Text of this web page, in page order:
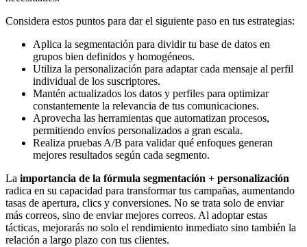
Considera estos puntos para dar el siguiente paso en tus estrategias:
Aplica la segmentación para dividir tu base de datos en
grupos bien definidos y homogéneos.
Utiliza la personalización para adaptar cada mensaje al perfil
individual de los suscriptores.
Mantén actualizados los datos y perfiles para optimizar
constantemente la relevancia de tus comunicaciones.
Aprovecha las herramientas que automatizan procesos,
permitiendo envíos personalizados a gran escala.
Realiza pruebas A/B para validar qué enfoques generan
mejores resultados según cada segmento.
La importancia de la fórmula segmentación + personalización
radica en su capacidad para transformar tus campañas, aumentando
tasas de apertura, clics y conversiones. No se trata solo de enviar
más correos, sino de enviar mejores correos. Al adoptar estas
tácticas, mejorarás no solo el rendimiento inmediato sino también la
relación a largo plazo con tus clientes.